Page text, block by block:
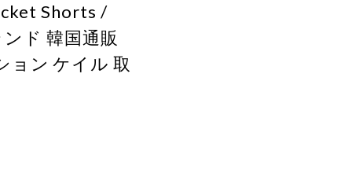
Shorts /
ド 韓国通販
ョン ケイル 取